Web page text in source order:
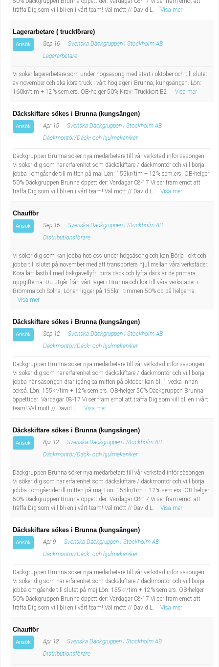
träffa Dig som vill bli en i vårt team! Väl mött // David L.
Visa mer
Lagerarbetare ( truckförare)
Ansök Sep 16
Svenska Däckgruppen i Stockholm AB
Lagerarbetare
Vi söker lagerarbetare som under högsäsong med start i oktober och till slutet
av november och ska köra truck i vårt höglager i Brunna, kungsängen. Lön:
160kr/tim + 12% sem.ers. OB-helger 50% Krav: Truckkort B2.
Visa mer
Däckskiftare sökes i Brunna (kungsängen)
Ansök Apr 15
Svenska Däckgruppen i Stockholm AB
Däckmontör/Däck- och hjulmekaniker
Däckgruppen Brunna söker nya medarbetare till vår verkstad inför säsongen.
Vi söker dig som har erfarenhet som däckskiftare / däckmontör och vill börja
jobba i omgående till mitten på maj Lön: 155kr/tim + 12% sem.ers. OB-helger
50% Däckgruppen Brunna öppettider: Vardagar 08-17 Vi ser fram emot att
träffa Dig som vill bli en i vårt team! Väl mött // David L.
Visa mer
Chaufför
Ansök Sep 16
Svenska Däckgruppen i Stockholm AB
Distributionsförare
Vi söker dig som kan jobba hos oss under högsäsong och kan Börja i okt och
jobba till slutet på november med att transportera hjul mellan våra verkstäder.
Köra lätt lastbil med bakgavellyft, pirra däck och lyfta däck är de primära
uppgifterna. Du utgår från vårt lager i Brunna och kör till våra verkstäder i
Bromma och Solna. Lönen ligger på 155kr i timmen 50% ob på helgerna.
Visa mer
Däckskiftare sökes i Brunna (kungsängen)
Ansök Sep 12
Svenska Däckgruppen i Stockholm AB
Däckmontör/Däck- och hjulmekaniker
Däckgruppen Brunna söker nya medarbetare till vår verkstad inför säsongen.
Vi söker dig som har erfarenhet som däckskiftare / däckmontör och vill börja
jobba när säsongen drar igång ca mitten på oktober kan bli 1 vecka innan
också. Lön: 155kr/tim + 12% sem.ers. OB-helger 50% Däckgruppen Brunna
öppettider: Vardagar 08-17 Vi ser fram emot att träffa Dig som vill bli en i vårt
team! Väl mött // David L.
Visa mer
Däckskiftare sökes i Brunna (kungsängen)
Ansök Apr 12
Svenska Däckgruppen i Stockholm AB
Däckmontör/Däck- och hjulmekaniker
Däckgruppen Brunna söker nya medarbetare till vår verkstad inför säsongen.
Vi söker dig som har erfarenhet som däckskiftare / däckmontör och vill börja
jobba i omgående till mitten på maj Lön: 155kr/tim + 12% sem.ers. OB-helger
50% Däckgruppen Brunna öppettider: Vardagar 08-17 Vi ser fram emot att
träffa Dig som vill bli en i vårt team! Väl mött // David L.
Visa mer
Däckskiftare sökes i Brunna (kungsängen)
Ansök Apr 9
Svenska Däckgruppen i Stockholm AB
Däckmontör/Däck- och hjulmekaniker
Däckgruppen Brunna söker nya medarbetare till vår verkstad inför säsongen.
Vi söker dig som har erfarenhet som däckskiftare / däckmontör och vill börja
jobba omgående till slutet på maj Lön: 155kr/tim + 12% sem.ers. OB-helger
50% Däckgruppen Brunna öppettider: Vardagar 08-17 Vi ser fram emot att
träffa Dig som vill bli en i vårt team! Väl mött // David L.
Visa mer
Chaufför
Ansök Apr 12
Svenska Däckgruppen i Stockholm AB
Distributionsförare